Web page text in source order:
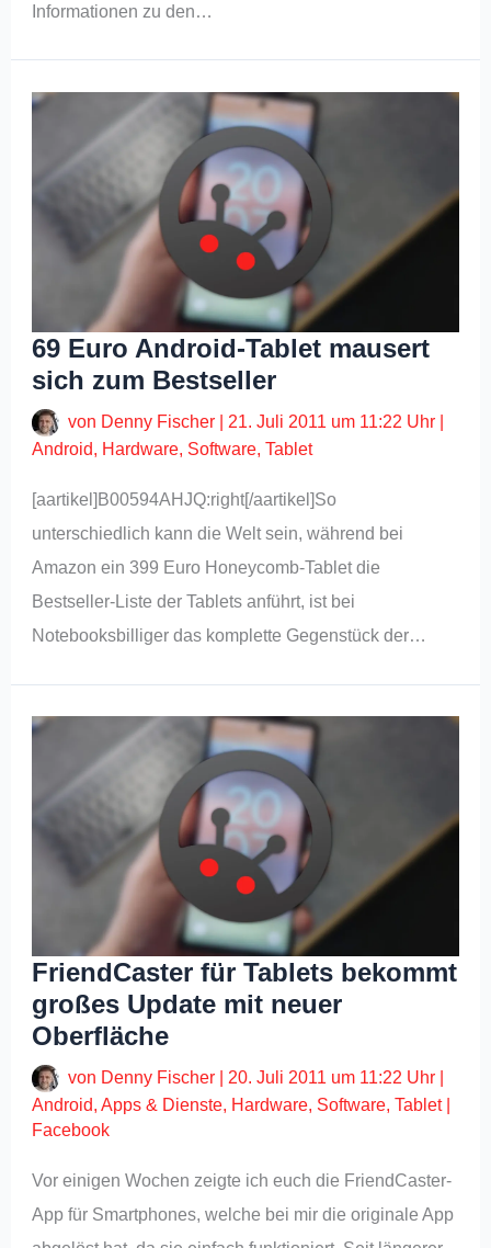
Informationen zu den…
69 Euro Android-Tablet mausert
sich zum Bestseller
von Denny Fischer 21. Juli 2011 um 11:22 Uhr
Android, Hardware, Software,Tablet
[aartikel]B00594AHJQ:right[/aartikel]So
unterschiedlich kann die Welt sein, während bei
Amazon ein 399 Euro Honeycomb-Tablet die
Bestseller-Liste der Tablets anführt, ist bei
Notebooksbilliger das komplette Gegenstück der…
FriendCaster für Tablets bekommt
großes Update mit neuer
Oberfläche
von Denny Fischer 20. Juli 2011 um 11:22 Uhr
Android,Apps & Dienste, Hardware, Software,Tablet|
Facebook
Vor einigen Wochen zeigte ich euch die FriendCaster-
App für Smartphones, welche bei mir die originale App